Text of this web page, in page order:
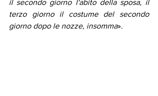
il secondo giorno l'abito della sposa, il
terzo giorno il costume del secondo
giorno dopo le nozze, insomma».